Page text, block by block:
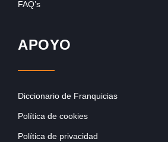
FAQ’s
APOYO
Diccionario de Franquicias
Política de cookies
Política de privacidad